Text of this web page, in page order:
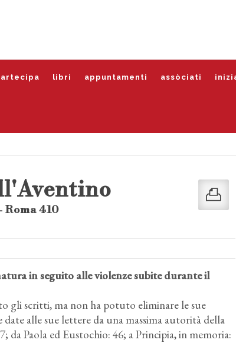
libri appuntamenti assòciati
Roma 410
in seguito alle violenze subite durante il
gli scritti, ma non ha potuto eliminare le sue
alle sue lettere da una massima autorità della
da Paola ed Eustochio: 46; a Principia, in memoria: